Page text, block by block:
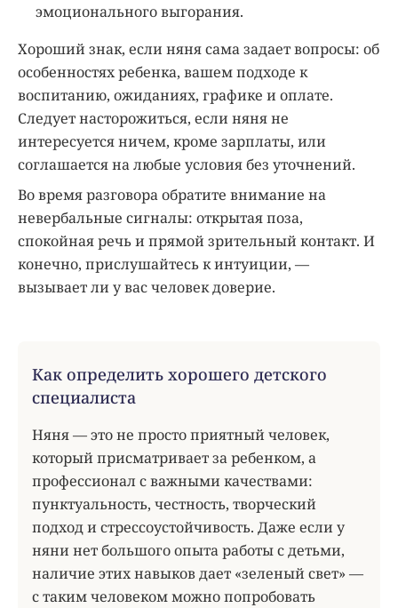
эмоционального выгорания.
Хороший знак, если няня сама задает вопросы: об
особенностях ребенка, вашем подходе к
воспитанию, ожиданиях, графике и оплате.
Следует насторожиться, если няня не
интересуется ничем, кроме зарплаты, или
соглашается на любые условия без уточнений.
Во время разговора обратите внимание на
невербальные сигналы: открытая поза,
спокойная речь и прямой зрительный контакт. И
конечно, прислушайтесь к интуиции, —
вызывает ли у вас человек доверие.
Как определить хорошего детского
специалиста
Няня — это не просто приятный человек,
который присматривает за ребенком, а
профессионал с важными качествами:
пунктуальность, честность, творческий
подход и стрессоустойчивость. Даже если у
няни нет большого опыта работы с детьми,
наличие этих навыков дает «зеленый свет» —
с таким человеком можно попробовать